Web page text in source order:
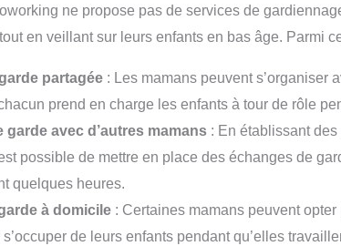
ne propose pas de services de
en veillant sur leurs enfants en bas âge. Parmi
partagée: Les mamans peuvent s’organiser
prend en charge les enfants à tour de rôle
garde avec d’autres mamans: En établissant des
possible de mettre en place des échanges de
quelques heures.
à domicile: Certaines mamans peuvent opter
de leurs enfants pendant qu’elles